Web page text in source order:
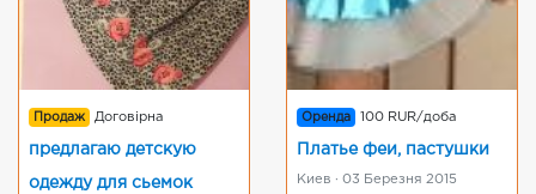
Продаж Договірна
предлагаю детскую
одежду для сьемок
Оренда 100 RUR/доба
Платье феи, пастушки
Киев · 03 Березня 2015